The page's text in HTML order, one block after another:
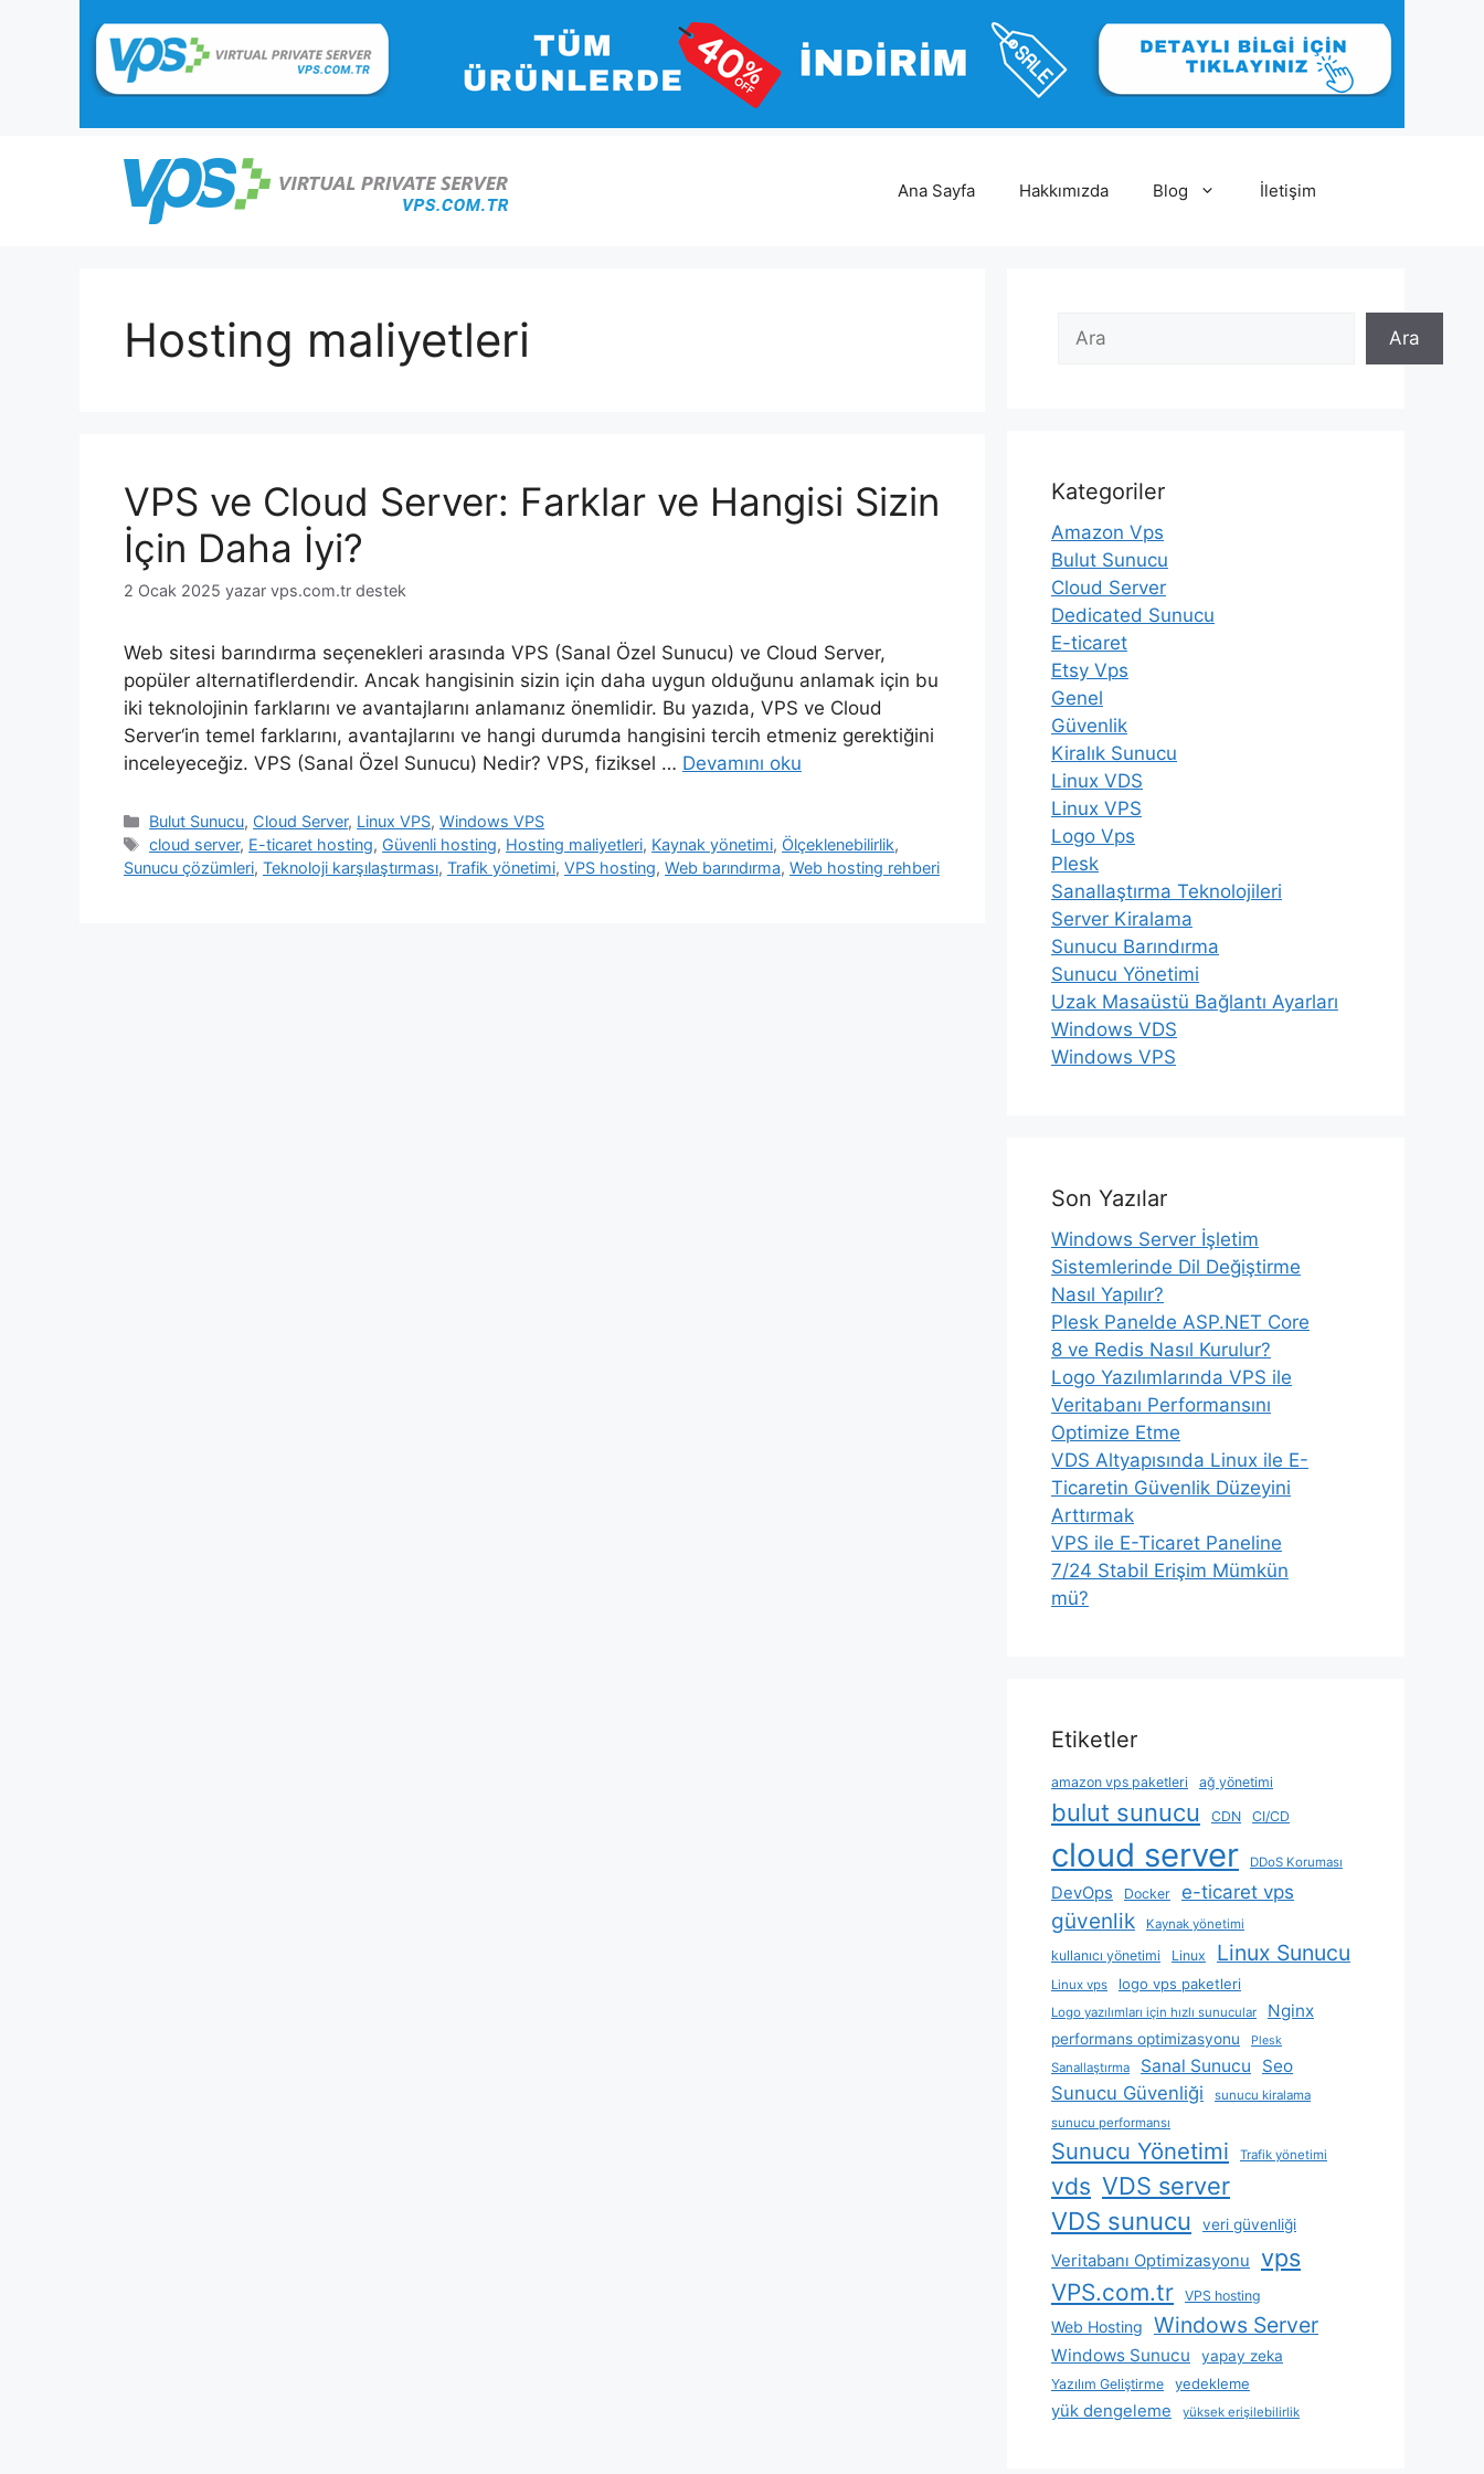
Ana Sayfa Hakkımızda Blog İletişim
Hosting maliyetleri
VPS ve Cloud Server: Farklar ve Hangisi Sizin
İçin Daha İyi?
2 Ocak 2025 yazar vps.com.tr destek
Web sitesi barındırma seçenekleri arasında VPS (Sanal Özel Sunucu) ve Cloud Server,
popüler alternatiflerdendir. Ancak hangisinin sizin için daha uygun olduğunu anlamak için bu
iki teknolojinin farklarını ve avantajlarını anlamanız önemlidir. Bu yazıda, VPS ve Cloud
Server‘in temel farklarını, avantajlarını ve hangi durumda hangisini tercih etmeniz gerektiğini
inceleyeceğiz. VPS (Sanal Özel Sunucu) Nedir? VPS, fiziksel … Devamını oku
Kategoriler
Bulut Sunucu, Cloud Server, Linux VPS,Windows VPS
Etiketler
cloud server, E-ticaret hosting, Güvenli hosting, Hosting maliyetleri, Kaynak yönetimi, Ölçeklenebilirlik,
Sunucu çözümleri, Teknoloji karşılaştırması, Trafik yönetimi, VPS hosting, Web barındırma, Web hosting rehberi
Ara
Kategoriler
Amazon Vps
Bulut Sunucu
Cloud Server
Dedicated Sunucu
E-ticaret
Etsy Vps
Genel
Güvenlik
Kiralık Sunucu
Linux VDS
Linux VPS
Logo Vps
Plesk
Sanallaştırma Teknolojileri
Server Kiralama
Sunucu Barındırma
Sunucu Yönetimi
Uzak Masaüstü Bağlantı Ayarları
Windows VDS
Windows VPS
Son Yazılar
Windows Server İşletim
Sistemlerinde Dil Değiştirme
Nasıl Yapılır?
Plesk Panelde ASP.NET Core
8 ve Redis Nasıl Kurulur?
Logo Yazılımlarında VPS ile
Veritabanı Performansını
Optimize Etme
VDS Altyapısında Linux ile E-
Ticaretin Güvenlik Düzeyini
Arttırmak
VPS ile E-Ticaret Paneline
7/24 Stabil Erişim Mümkün
mü?
Etiketler
amazon vps paketleri ağ yönetimi
bulut sunucu CDN CI/CD
cloud server DDoS Koruması
DevOps Docker e-ticaret vps
güvenlik Kaynak yönetimi
kullanıcı yönetimi Linux Linux Sunucu
Linux vps logo vps paketleri
Logo yazılımları için hızlı sunucular Nginx
performans optimizasyonu Plesk
Sanallaştırma Sanal Sunucu Seo
Sunucu Güvenliği
sunucu kiralama
sunucu performansı
Sunucu Yönetimi Trafik yönetimi
vds VDS server
VDS sunucu
veri güvenliği
Veritabanı Optimizasyonu vps
VPS.com.tr VPS hosting
Web Hosting Windows Server
Windows Sunucu yapay zeka
Yazılım Geliştirme yedekleme
yük dengeleme yüksek erişilebilirlik